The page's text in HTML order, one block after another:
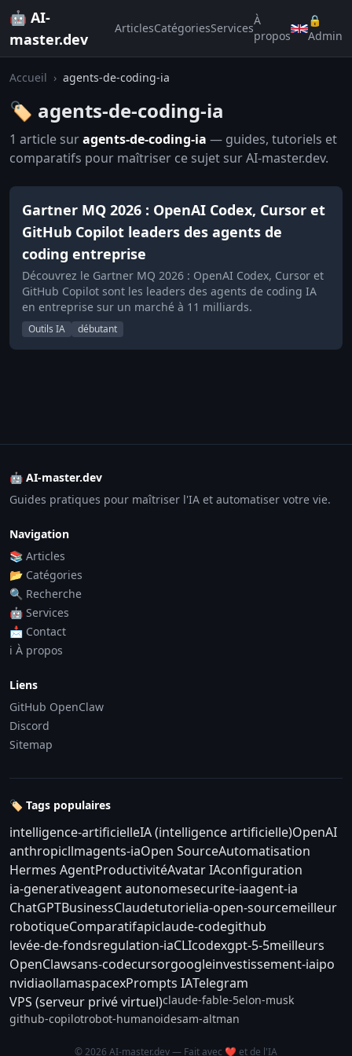
🤖 AI-
master.dev
ArticlesCatégoriesServices
À
propos
🔒
Admin
Accueil › agents-de-coding-ia
🏷️ agents-de-coding-ia
1 article suragents-de-coding-ia — guides, tutoriels et
comparatifs pour maîtriser ce sujet sur AI-master.dev.
Gartner MQ 2026 : OpenAI Codex, Cursor et
GitHub Copilot leaders des agents de
coding entreprise
Découvrez le Gartner MQ 2026 : OpenAI Codex, Cursor et
GitHub Copilot sont les leaders des agents de coding IA
en entreprise sur un marché à 11 milliards.
Outils IA débutant
🤖 AI-master.dev
Guides pratiques pour maîtriser l'IA et automatiser votre vie.
Navigation
📚 Articles
📂 Catégories
🔍 Recherche
🤖 Services
📩 Contact
ℹ️ À propos
Liens
GitHub OpenClaw
Discord
Sitemap
🏷️ Tags populaires
intelligence-artificielleIA (intelligence artificielle)OpenAI
anthropicllmagents-iaOpen SourceAutomatisation
Hermes AgentProductivitéAvatar IAconfiguration
ia-generativeagent autonomesecurite-iaagent-ia
ChatGPTBusinessClaudetutorielia-open-sourcemeilleur
robotiqueComparatifapiclaude-codegithub
levée-de-fondsregulation-iaCLIcodexgpt-5-5meilleurs
OpenClawsans-codecursorgoogleinvestissement-iaipo
nvidiaollamaspacexPrompts IATelegram
VPS (serveur privé virtuel)claude-fable-5elon-musk
github-copilotrobot-humanoidesam-altman
© 2026 AI-master.dev — Fait avec ❤️ et de l'IA